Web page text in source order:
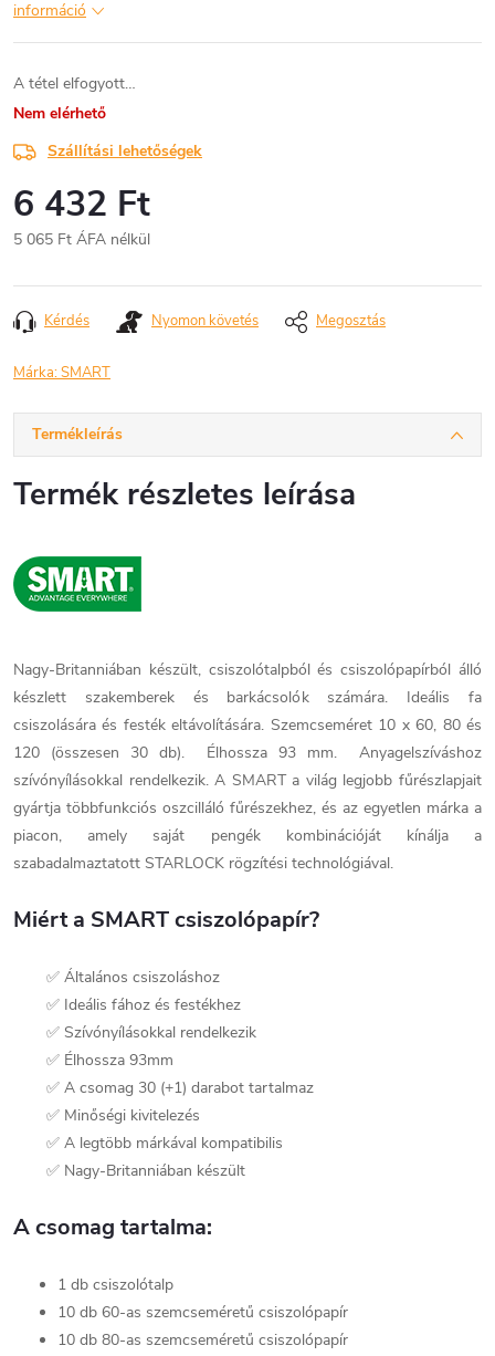
információ
A tétel elfogyott…
Nem elérhető
Szállítási lehetőségek
6 432 Ft
5 065 Ft ÁFA nélkül
Kérdés Nyomon követés Megosztás
Márka:SMART
Termékleírás
Termék részletes leírása
Nagy-Britanniában készült, csiszolótalpból és csiszolópapírból álló
készlett szakemberek és barkácsolók számára. Ideális fa
csiszolására és festék eltávolítására. Szemcseméret 10 x 60, 80 és
120 (összesen 30 db). Élhossza 93 mm. Anyagelszíváshoz
szívónyílásokkal rendelkezik. A SMART a világ legjobb fűrészlapjait
gyártja többfunkciós oszcilláló fűrészekhez, és az egyetlen márka a
piacon, amely saját pengék kombinációját kínálja a
szabadalmaztatott STARLOCK rögzítési technológiával.
Miért a SMART csiszolópapír?
✅ Általános csiszoláshoz
✅ Ideális fához és festékhez
✅ Szívónyílásokkal rendelkezik
✅ Élhossza 93mm
✅ A csomag 30 (+1) darabot tartalmaz
✅ Minőségi kivitelezés
✅ A legtöbb márkával kompatibilis
✅ Nagy-Britanniában készült
A csomag tartalma:
1 db csiszolótalp
10 db 60-as szemcseméretű csiszolópapír
10 db 80-as szemcseméretű csiszolópapír